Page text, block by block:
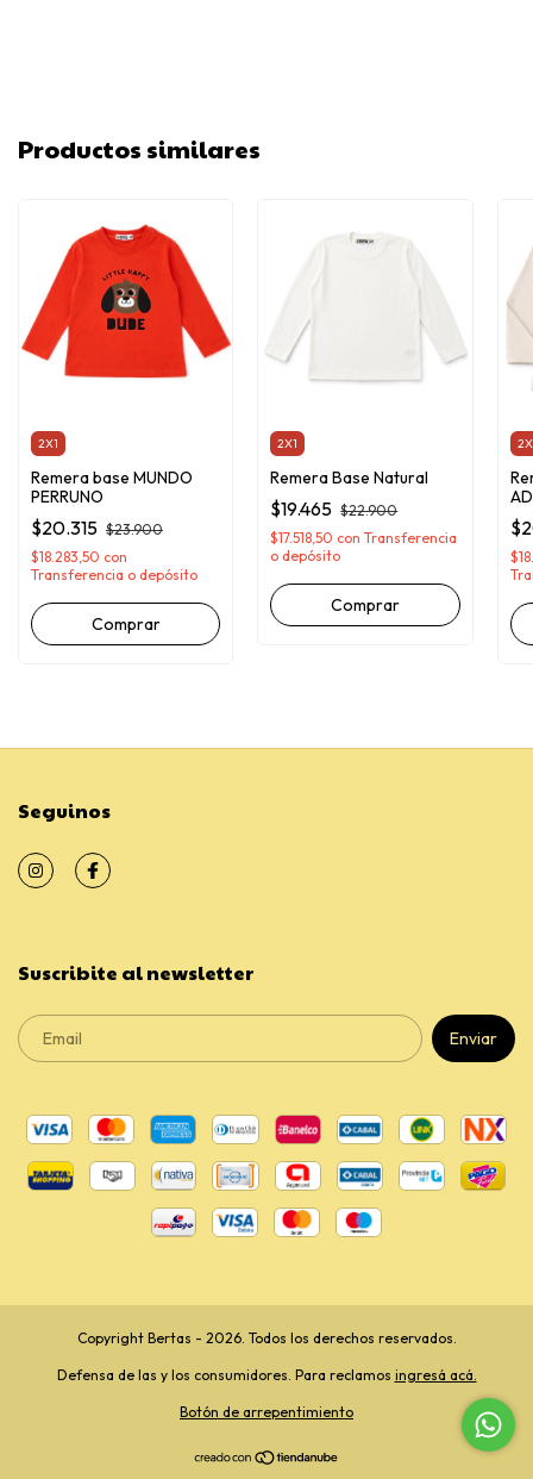
Productos similares
2X1
Remera base MUNDO
PERRUNO
$20.315 $23.900
$18.283,50 con
Transferencia o depósito
Comprar
2X1
Remera Base Natural
$19.465 $22.900
$17.518,50 con Transferencia
o depósito
Comprar
Seguinos
Suscribite al newsletter
Copyright Bertas - 2026. Todos los derechos reservados.
Defensa de las y los consumidores. Para reclamos ingresá acá.
Botón de arrepentimiento